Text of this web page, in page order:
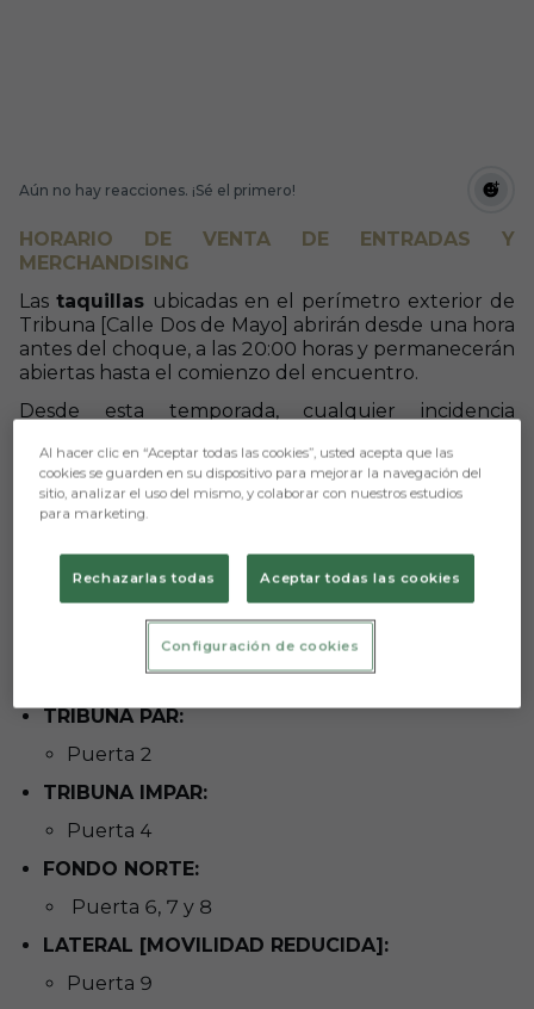
Aún no hay reacciones. ¡Sé el primero!
HORARIO DE VENTA DE ENTRADAS Y
MERCHANDISING
Las taquillas ubicadas en el perímetro exterior de
Tribuna [Calle Dos de Mayo] abrirán desde una hora
antes del choque, a las 20:00 horas y permanecerán
abiertas hasta el comienzo del encuentro.
Desde esta temporada, cualquier incidencia
gestionarse directamente en la taquilla de
incidencias.
Al tratarse de un lunes, y pese a ser festivo,
[Avda. del Arlanzón S/N] abrirá excepcionalmente
desde cuatro horas antes, a las 17:00 horas y
permanecerá abierta hasta el comienzo del
PUERTAS DE ACCESO Y SALIDA
TRIBUNA PAR:
Puerta 2
TRIBUNA IMPAR:
Puerta 4
FONDO NORTE:
Puerta 6, 7 y 8
LATERAL [MOVILIDAD REDUCIDA]:
Puerta 9
Al hacer clic en “Aceptar todas las cookies”, usted acepta que las
cookies se guarden en su dispositivo para mejorar la navegación del
sitio, analizar el uso del mismo, y colaborar con nuestros estudios
para marketing.
Rechazarlas todas Aceptar todas las cookies
Configuración de cookies